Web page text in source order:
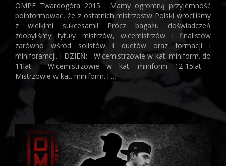
OMPF Twardogóra 2015 : Mamy ogromną przyjemność
poinformować, że z ostatnich mistrzostw Polski wróciliśmy
z wielkimi sukcesami! Prócz bagażu doświadczeń
zdobyliśmy tytuły mistrzów, wicemistrzów i finalistów
zarówno wśród solistów i duetów oraz formacji i
miniforamcji. I DZIEŃ: - Wicemistrzowie w kat. miniform. do
11lat - Wicemistrzowie w kat. miniform 12-15lat -
Mistrzowie w kat. miniform. [...]
Warsztaty DM